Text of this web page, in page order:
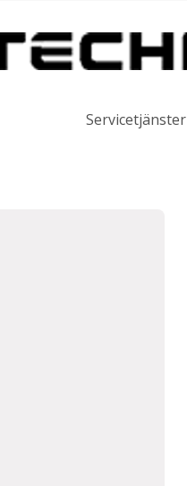
Servicetjänster